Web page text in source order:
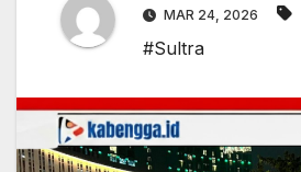
MAR 24, 2026
#Sultra